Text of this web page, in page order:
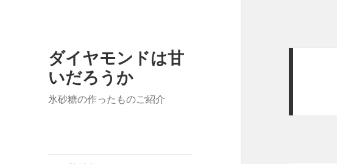
ダイヤモンドは甘
いだろうか
氷砂糖の作ったものご紹介